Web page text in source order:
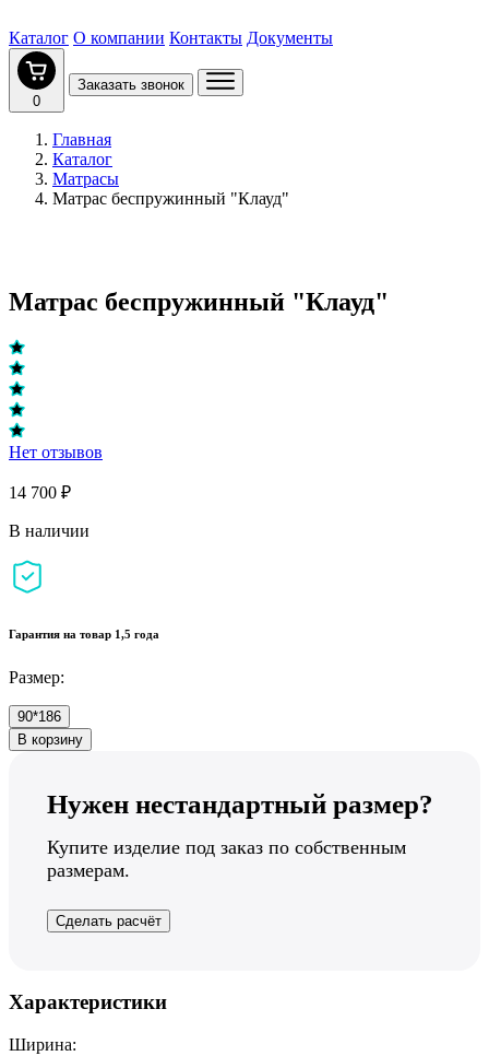
Каталог О компании Контакты Документы
0
Заказать звонок
Главная
Каталог
Матрасы
Матрас беспружинный "Клауд"
Матрас беспружинный "Клауд"
Нет отзывов
14 700 ₽
В наличии
Гарантия на товар 1,5 года
Размер:
90*186
В корзину
Нужен нестандартный размер?
Купите изделие под заказ по собственным
размерам.
Сделать расчёт
Характеристики
Ширина: